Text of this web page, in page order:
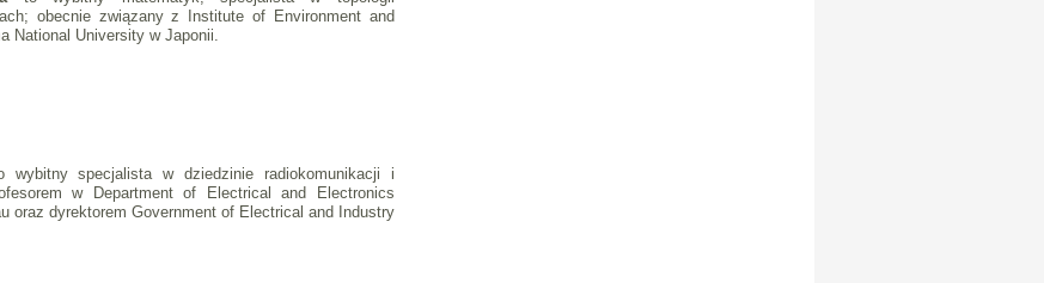
obecnie związany z Institute of Environment and
National University w Japonii.
wybitny specjalista w dziedzinie radiokomunikacji i
w Department of Electrical and Electronics
oraz dyrektorem Government of Electrical and Industry